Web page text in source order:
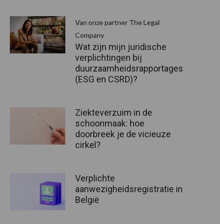
Van onze partner The Legal
Company
Wat zijn mijn juridische
verplichtingen bij
duurzaamheidsrapportages
(ESG en CSRD)?
Ziekteverzuim in de
schoonmaak: hoe
doorbreek je de vicieuze
cirkel?
Verplichte
aanwezigheidsregistratie in
België